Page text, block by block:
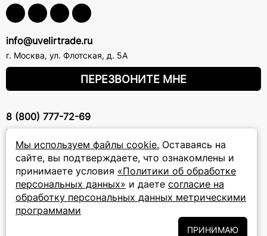
Мы используем файлы cookie. Оставаясь на
сайте, вы подтверждаете, что ознакомлены и
принимаете условия «Политики об обработке
персональных данных» и даете согласие на
обработку персональных данных метрическими
программами
ПРИНИМАЮ
info@uvelirtrade.ru
г. Москва, ул. Флотская, д. 5А
ПЕРЕЗВОНИТЕ МНЕ
8 (800) 777-72-69
прием звонков: круглосуточно
ПОДПИСКА НА РАССЫЛКУ
Подписаться на новости
Подписываясь на рассылку, вы соглашаетесь с условиями
и даёте своё согласие на их